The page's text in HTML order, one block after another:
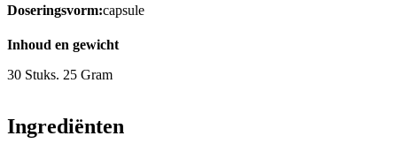
Doseringsvorm:capsule
Inhoud en gewicht
30 Stuks. 25 Gram
Ingrediënten